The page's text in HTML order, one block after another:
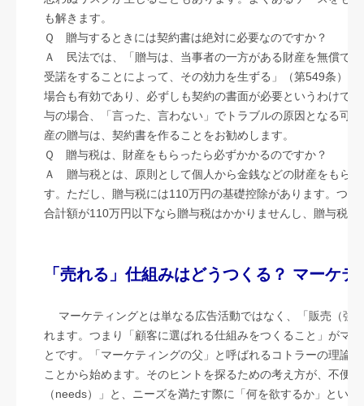
経営改善オンデマンド講座
証憑保存機能
も解きます。
Ｑ 贈与するときには契約書は絶対に必要なのですか？
Ａ 民法では、「贈与は、当事者の一方がある財産を無償で
受諾をすることによって、その効力を生ずる」（第549条）
場合も有効であり、必ずしも契約の書面が必要というわけで
与の場合、「言った、言わない」でトラブルの原因となる可
産の贈与は、契約書を作ることをお勧めします。
Ｑ 贈与税は、財産をもらったら必ずかかるのですか？
Ａ 贈与税とは、原則として個人から金銭などの財産をもら
す。ただし、贈与税には110万円の基礎控除があります。つ
合計額が110万円以下なら贈与税はかかりませんし、贈与税
「売れる」仕組みはどうつくる？ マーケ
マーケティングとは単なる広告活動ではなく、「販売（強
れます。つまり「顧客に選ばれる仕組みをつくること」がマ
とです。「マーケティングの父」と呼ばれるコトラーの理論
ことから始めます。そのヒントを探るための考え方が、不便
（needs）」と、ニーズを満たす際に「何を欲するか」とい